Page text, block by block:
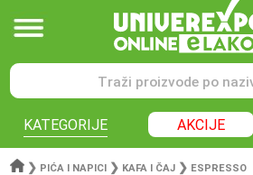
KATEGORIJE AKCIJE
❯ PIĆA I NAPICI ❯ KAFA I ČAJ ❯ ESPRESSO